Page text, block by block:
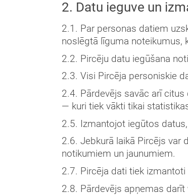
2. Datu ieguve un
2.1. Par personas datiem
noslēgtā līguma noteikumus,
2.2. Pircēju datu iegūšana
2.3. Visi Pircēja personiskie
2.4. Pārdevējs savāc arī
— kuri tiek vākti tikai
2.5. Izmantojot iegūtos
2.6. Jebkurā laikā Pircējs var
notikumiem un jaunumiem.
2.7. Pircēja dati tiek
2.8. Pārdevējs apņemas